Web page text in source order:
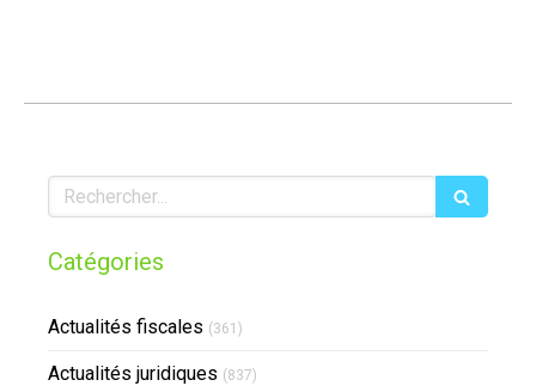
Rechercher
Catégories
Actualités fiscales (361)
Actualités juridiques (837)